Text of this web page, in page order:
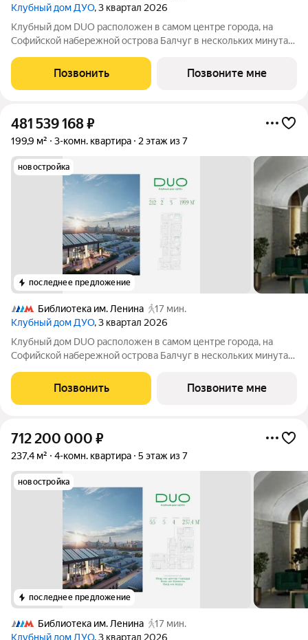
Клубный дом ДУО, 3 квартал 2026
Клубный дом DUO расположен в самом центре города, на
Софийской набережной острова Балчуг в нескольких минутах
прошлого и архитектуры будущего. Историческое наследие
дополняется современными
Позвонить Позвоните мне
481 539 168₽
199,9 м² 3-комн. квартира 2 этаж из 7
новостройка
последнее предложение
Библиотека им. Ленина
17 мин.
Клубный дом ДУО, 3 квартал 2026
Клубный дом DUO расположен в самом центре города, на
Софийской набережной острова Балчуг в нескольких минутах
прошлого и архитектуры будущего. Историческое наследие
дополняется современными
Позвонить Позвоните мне
712 200 000 ₽
237,4 м² 4-комн. квартира 5 этаж из 7
новостройка
последнее предложение
Библиотека им. Ленина
17 мин.
Клубный дом ДУО, 3 квартал 2026